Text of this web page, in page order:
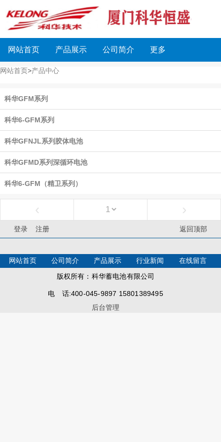
网站首页 产品展示 公司简介 更多
网站首页>产品中心
科华GFM系列
科华6-GFM系列
科华GFNJL系列胶体电池
科华GFMD系列深循环电池
科华6-GFM（精卫系列）
‹ ›
登录 注册 返回顶部
网站首页 公司简介 产品展示 行业新闻
在线留言
版权所有：科华蓄电池有限公司
电 话:400-045-9897 15801389495
后台管理